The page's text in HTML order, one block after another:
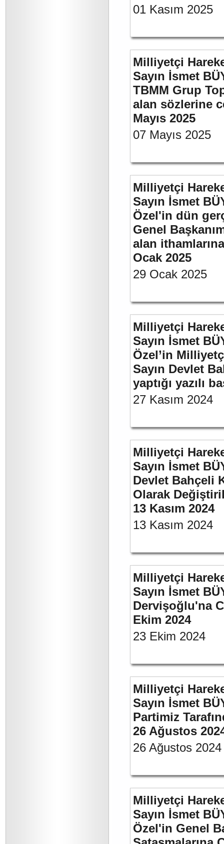
01 Kasım 2025
Milliyetçi
Sayın İsmet
TBMM Grup
alan sözlerine
Mayıs 2025
07 Mayıs 2025
Milliyetçi
Sayın İsmet
Özel'in dün
Genel
alan ithamlarına
Ocak 2025
29 Ocak 2025
Milliyetçi
Sayın İsmet
Özel’in
Sayın Devlet
yaptığı yazılı
27 Kasım 2024
Milliyetçi
Sayın İsmet
Devlet Bahçeli
Olarak
13 Kasım 2024
13 Kasım 2024
Milliyetçi
Sayın İsmet
Dervişoğlu'na
Ekim 2024
23 Ekim 2024
Milliyetçi
Sayın İsmet
Partimiz
26 Ağustos
26 Ağustos 2024
Milliyetçi
Sayın İsmet
Özel'in Genel